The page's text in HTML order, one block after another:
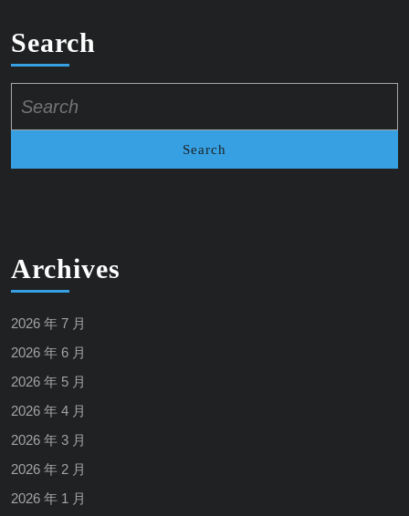
Search
for:
Archives
2026 年 7 月
2026 年 6 月
2026 年 5 月
2026 年 4 月
2026 年 3 月
2026 年 2 月
2026 年 1 月